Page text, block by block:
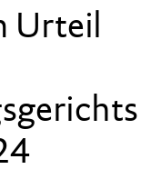
Urteil